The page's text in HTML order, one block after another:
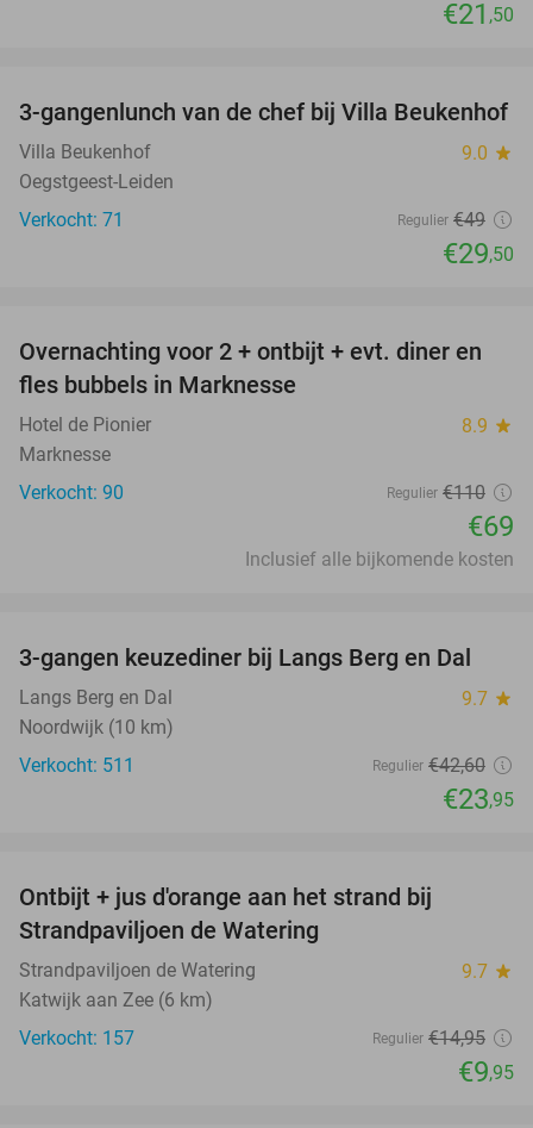
€21 ,50
40%
3-gangenlunch van de chef bij Villa Beukenhof
Villa Beukenhof 9.0 star
Oegstgeest-Leiden
Verkocht: 71
Regulier €49
€29,50
37%
Overnachting voor 2 + ontbijt + evt. diner en
fles bubbels in Marknesse
Hotel de Pionier 8.9 star
Marknesse
Verkocht: 90
Regulier €110
€69
Inclusief alle bijkomende kosten
44%
3-gangen keuzediner bij Langs Berg en Dal
Langs Berg en Dal 9.7 star
Noordwijk (10 km)
Verkocht: 511
Regulier €42,60
€23,95
Ontbijt + jus d'orange aan het strand bij
Strandpaviljoen de Watering
Strandpaviljoen de Watering 9.7 star
Katwijk aan Zee (6 km)
Verkocht: 157
Regulier €14,95
€9,95